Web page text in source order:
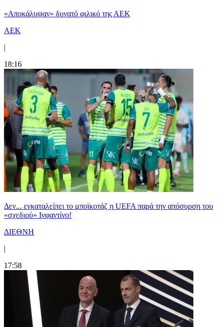
«Αποκάλυψαν» δυνατό φιλικό της ΑΕΚ
ΑΕΚ
|
18:16
Δεν... εγκαταλείπει το μποϊκοτάζ η UEFA παρά την απόσυρση του
«σχεδιού» Ινφαντίνο!
ΔΙΕΘΝΗ
|
17:58